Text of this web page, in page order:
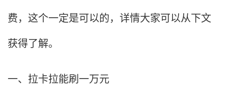
费，这个一定是可以的，详情大家可以从下文
获得了解。
一、拉卡拉能刷一万元